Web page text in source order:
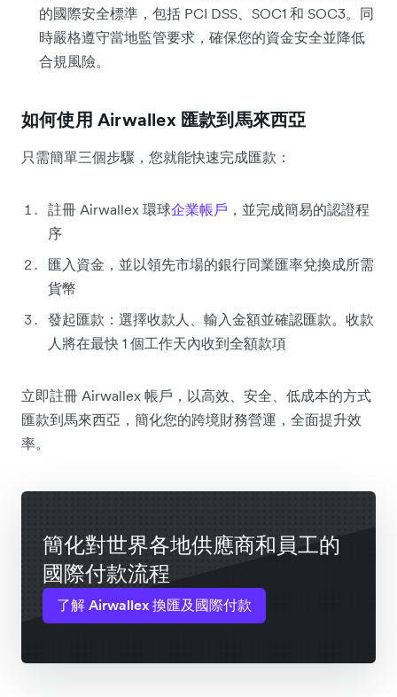
的國際安全標準，包括 PCI DSS、SOC1 和 SOC3。同
時嚴格遵守當地監管要求，確保您的資金安全並降低
合規風險。
如何使用 Airwallex 匯款到馬來西亞
只需簡單三個步驟，您就能快速完成匯款：
註冊 Airwallex 環球企業帳戶 ，並完成簡易的認證程
序
匯入資金，並以領先市場的銀行同業匯率兌換成所需
貨幣
發起匯款：選擇收款人、輸入金額並確認匯款。收款
人將在最快 1 個工作天內收到全額款項
立即註冊 Airwallex 帳戶，以高效、安全、低成本的方式
匯款到馬來西亞，簡化您的跨境財務營運，全面提升效
率。
簡化對世界各地供應商和員工的
國際付款流程
了解 Airwallex 換匯及國際付款